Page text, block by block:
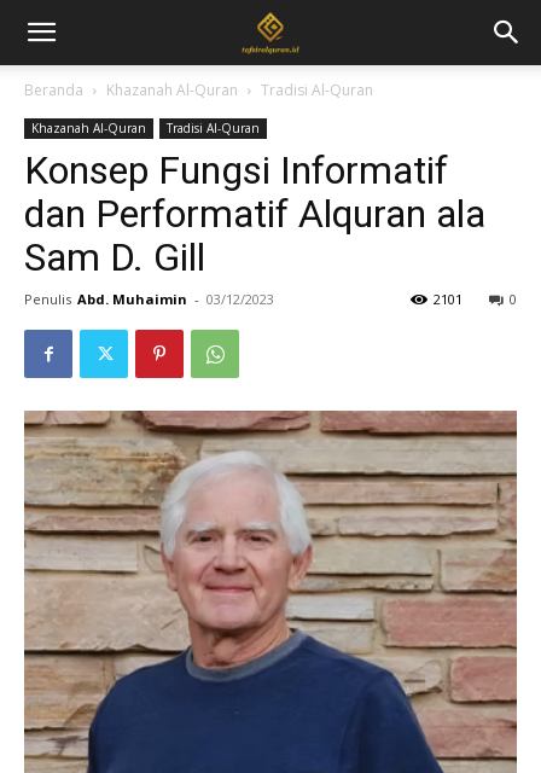
Beranda Khazanah Al-Quran Tradisi Al-Quran
Khazanah Al-Quran Tradisi Al-Quran
Konsep Fungsi Informatif
dan Performatif Alquran ala
Sam D. Gill
Penulis Abd. Muhaimin - 03/12/2023 0
2101